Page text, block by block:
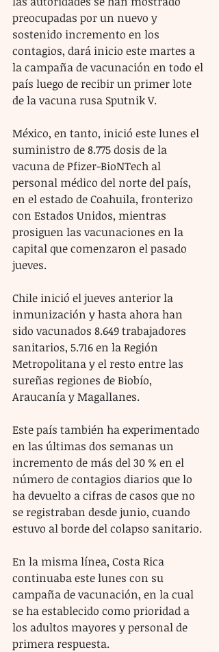
preocupadas por un nuevo y
sostenido incremento en los
contagios, dará inicio este martes a
la campaña de vacunación en todo el
país luego de recibir un primer lote
de la vacuna rusa Sputnik V.
México, en tanto, inició este lunes el
suministro de 8.775 dosis de la
vacuna de Pfizer-BioNTech al
personal médico del norte del país,
en el estado de Coahuila, fronterizo
con Estados Unidos, mientras
prosiguen las vacunaciones en la
capital que comenzaron el pasado
jueves.
Chile inició el jueves anterior la
inmunización y hasta ahora han
sido vacunados 8.649 trabajadores
sanitarios, 5.716 en la Región
Metropolitana y el resto entre las
sureñas regiones de Biobío,
Araucanía y Magallanes.
Este país también ha experimentado
en las últimas dos semanas un
incremento de más del 30 % en el
número de contagios diarios que lo
ha devuelto a cifras de casos que no
se registraban desde junio, cuando
estuvo al borde del colapso sanitario.
En la misma línea, Costa Rica
continuaba este lunes con su
campaña de vacunación, en la cual
se ha establecido como prioridad a
los adultos mayores y personal de
primera respuesta.